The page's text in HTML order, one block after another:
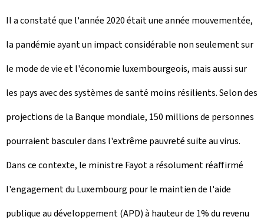
Il a constaté que l'année 2020 était une année mouvementée,
la pandémie ayant un impact considérable non seulement sur
le mode de vie et l'économie luxembourgeois, mais aussi sur
les pays avec des systèmes de santé moins résilients. Selon des
projections de la Banque mondiale, 150 millions de personnes
pourraient basculer dans l'extrême pauvreté suite au virus.
Dans ce contexte, le ministre Fayot a résolument réaffirmé
l'engagement du Luxembourg pour le maintien de l'aide
publique au développement (APD) à hauteur de 1% du revenu